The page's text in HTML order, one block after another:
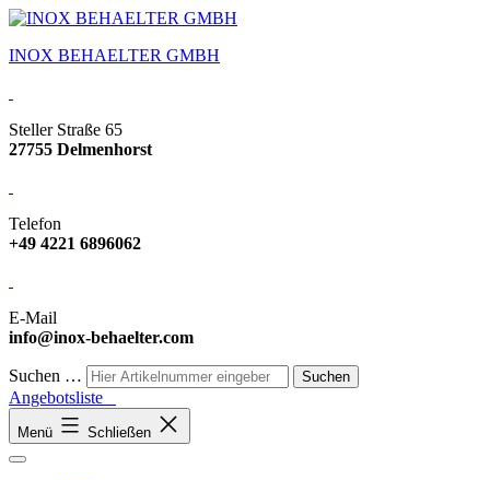
INOX BEHAELTER GMBH
Steller Straße 65
27755 Delmenhorst
Telefon
+49 4221 6896062
E-Mail
info@inox-behaelter.com
Suchen …
Angebotsliste
Menü Schließen